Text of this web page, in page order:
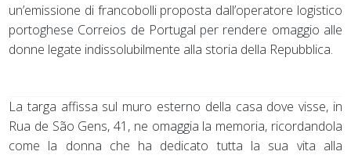
un’emissione di francobolli proposta dall’operatore logistico
portoghese Correios de Portugal per rendere omaggio alle
donne legate indissolubilmente alla storia della Repubblica.
La targa affissa sul muro esterno della casa dove visse, in
Rua de São Gens, 41, ne omaggia la memoria, ricordandola
come la donna che ha dedicato tutta la sua vita alla